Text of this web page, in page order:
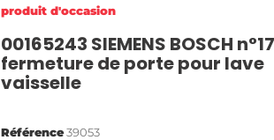
produit d'occasion
00165243 SIEMENS BOSCH n°17
fermeture de porte pour lave
vaisselle
Référence39053